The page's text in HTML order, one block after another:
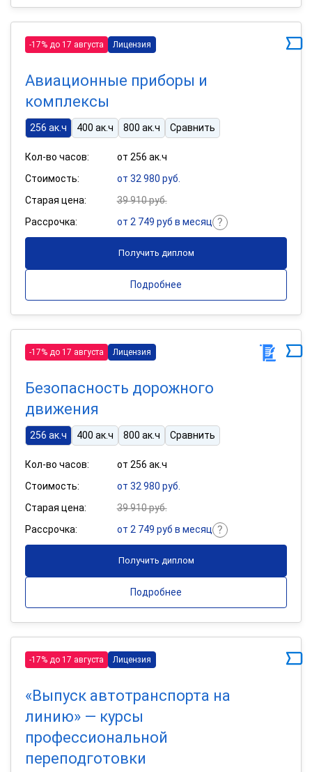
-17% до 17 августа Лицензия
Авиационные приборы и
комплексы
256 ак.ч 400 ак.ч 800 ак.ч Сравнить
Кол-во часов:
от 256 ак.ч
Стоимость:
от 32 980 руб.
Старая цена:
39 910 руб.
Рассрочка:
от 2 749 руб в месяц
Получить диплом
Подробнее
-17% до 17 августа Лицензия
Безопасность дорожного
движения
256 ак.ч 400 ак.ч 800 ак.ч Сравнить
Кол-во часов:
от 256 ак.ч
Стоимость:
от 32 980 руб.
Старая цена:
39 910 руб.
Рассрочка:
от 2 749 руб в месяц
Получить диплом
Подробнее
-17% до 17 августа Лицензия
«Выпуск автотранспорта на
линию» — курсы
профессиональной
переподготовки